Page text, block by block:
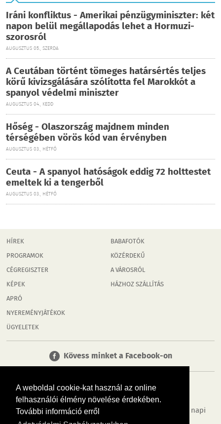
A weboldal cookie-kat használ az online
felhasználói élmény növelése érdekében.
További információ erről
Iráni konfliktus - Amerikai pénzügyminiszter: két
napon belül megállapodás lehet a Hormuzi-
szorosról
AUGUSZTUS 05., SZERDA
A Ceutában történt tömeges határsértés teljes
körű kivizsgálására szólította fel Marokkót a
spanyol védelmi miniszter
AUGUSZTUS 04., KEDD
Hőség - Olaszország majdnem minden
térségében vörös kód van érvényben
AUGUSZTUS 03., HÉTFŐ
Ceuta - A spanyol hatóságok eddig 72 holttestet
emeltek ki a tengerből
AUGUSZTUS 03., HÉTFŐ
HÍREK
PROGRAMOK
CÉGREGISZTER
KÉPEK
APRÓ
NYEREMÉNYJÁTÉKOK
ÜGYELETEK
BABAFOTÓK
KÖZÉRDEKŰ
A VÁROSRÓL
HÁZHOZ SZÁLLÍTÁS
Kövess minket a Facebook-on
Tudj meg többet városodról! Hírek, programok, képek, napi
menü, cégek…. és minden, ami Tatabánya